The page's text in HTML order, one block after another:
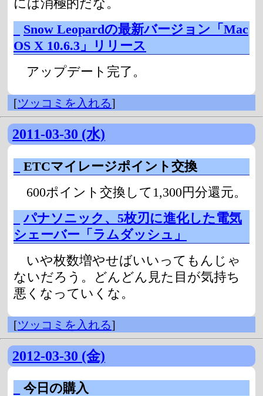
には消極的だな。
Snow Leopardの最新バージョン「Mac
OS X 10.6.3」リリース
アップデート完了。
[ツッコミを入れる]
2011-03-30 (水)
ETCマイレージポイント交換
600ポイント交換して1,300円分還元。
パナソニック、5枚刃に進化した電気
シェーバー「ラムダッシュ」
いや枚数増やせばいいってもんじゃ
ないだろう。どんどん見た目が気持ち
悪くなっていくな。
[ツッコミを入れる]
2012-03-30 (金)
今日の購入